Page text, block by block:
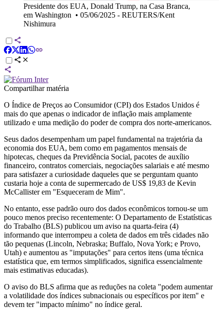
Presidente dos EUA, Donald Trump, na Casa Branca,
em Washington • 05/06/2025 - REUTERS/Kent
Nishimura
Compartilhar matéria
O Índice de Preços ao Consumidor (CPI) dos Estados Unidos é
mais do que apenas o indicador de inflação mais amplamente
utilizado e uma medição do poder de compra dos norte-americanos.
Seus dados desempenham um papel fundamental na trajetória da
economia dos EUA, bem como em pagamentos mensais de
hipotecas, cheques da Previdência Social, pacotes de auxílio
financeiro, contratos comerciais, negociações salariais e até mesmo
para satisfazer a curiosidade daqueles que se perguntam quanto
custaria hoje a conta de supermercado de US$ 19,83 de Kevin
McCallister em "Esqueceram de Mim".
No entanto, esse padrão ouro dos dados econômicos tornou-se um
pouco menos preciso recentemente: O Departamento de Estatísticas
do Trabalho (BLS) publicou um aviso na quarta-feira (4)
informando que interrompeu a coleta de dados em três cidades não
tão pequenas (Lincoln, Nebraska; Buffalo, Nova York; e Provo,
Utah) e aumentou as "imputações" para certos itens (uma técnica
estatística que, em termos simplificados, significa essencialmente
mais estimativas educadas).
O aviso do BLS afirma que as reduções na coleta "podem aumentar
a volatilidade dos índices subnacionais ou específicos por item" e
devem ter "impacto mínimo" no índice geral.